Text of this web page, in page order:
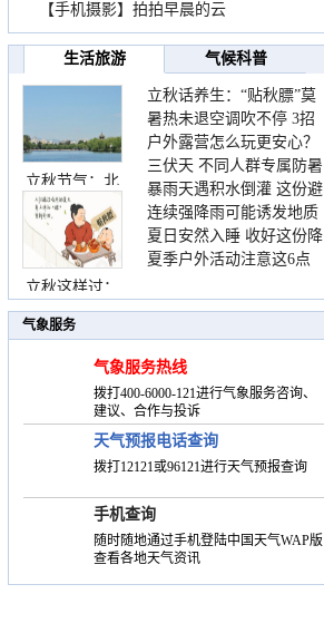
【手机摄影】拍拍早晨的云
生活旅游 气候科普
立秋节气：北
立秋这样过：
立秋话养生：“贴秋膘”莫
着急 先清暑再防燥
暑热未退空调吹不停 3招
护住肩颈不酸痛
户外露营怎么玩更安心？
这份攻略请收好
三伏天 不同人群专属防暑
要点请收好
暴雨天遇积水倒灌 这份避
险提示请收好
连续强降雨可能诱发地质
灾害 这些前兆要知道
夏日安然入睡 收好这份降
温小贴士
夏季户外活动注意这6点
气象服务
气象服务热线
拨打400-6000-121进行气象服务咨询、
建议、合作与投诉
天气预报电话查询
拨打12121或96121进行天气预报查询
手机查询
随时随地通过手机登陆中国天气WAP版
查看各地天气资讯